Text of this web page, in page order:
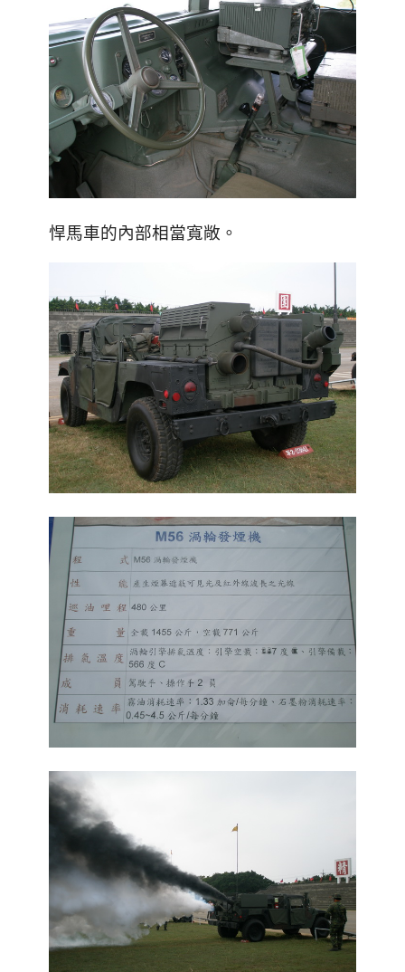
悍馬車的內部相當寬敞。